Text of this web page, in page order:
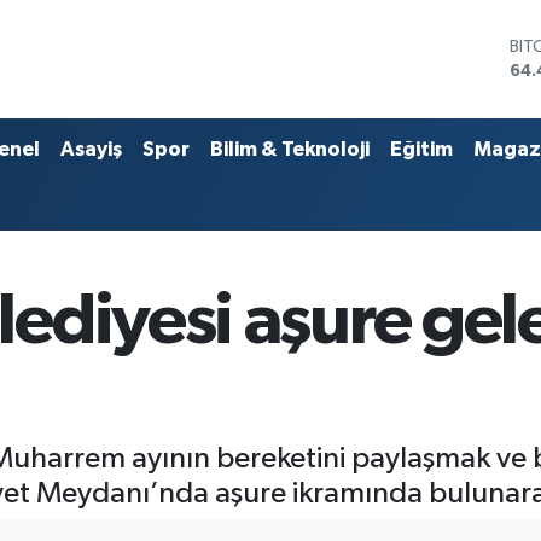
Asayiş Spor Bilim & Teknoloji Eğitim
aşure
ayının bereketini paylaşmak ve
Meydanı’nda aşure ikramında